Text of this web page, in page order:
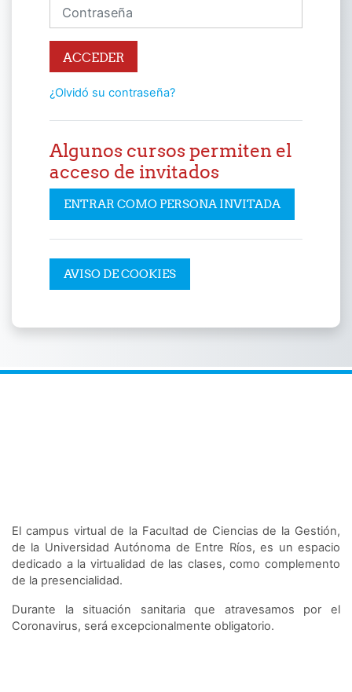
Contraseña
ACCEDER
¿Olvidó su contraseña?
Algunos cursos permiten el
acceso de invitados
ENTRAR COMO PERSONA INVITADA
AVISO DE COOKIES
El campus virtual de la Facultad de Ciencias de la Gestión,
de la Universidad Autónoma de Entre Ríos, es un espacio
dedicado a la virtualidad de las clases, como complemento
de la presencialidad.
Durante la situación sanitaria que atravesamos por el
Coronavirus, será excepcionalmente obligatorio.